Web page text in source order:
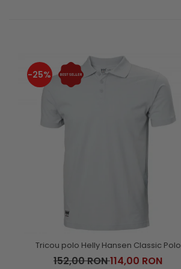
-25%
Tricou polo Helly Hansen Classic Polo
152,00 RON114,00 RON